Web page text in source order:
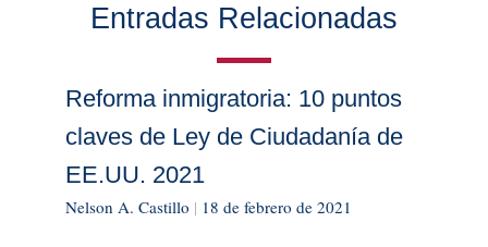
Entradas Relacionadas
Reforma inmigratoria: 10 puntos
claves de Ley de Ciudadanía de
EE.UU. 2021
Nelson A. Castillo | 18 de febrero de 2021